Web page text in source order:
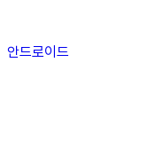
안드로이드